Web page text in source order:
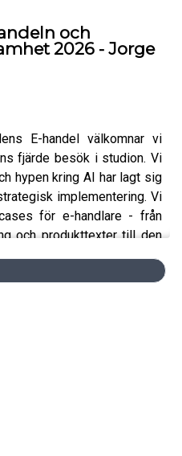
och
2026 - Jorge
E-handel välkomnar vi
fjärde besök i studion. Vi
hypen kring AI har lagt sig
implementering. Vi
för e-handlare - från
och produkttexter till den
Engine Optimization).
SEO inte längre räcker